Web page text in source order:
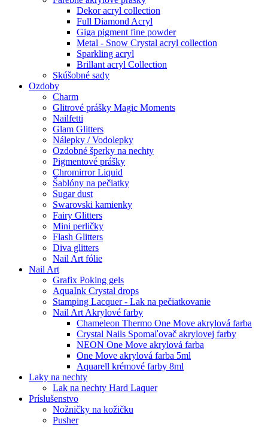
Dekor acryl collection
Full Diamond Acryl
Giga pigment fine powder
Metal - Snow Crystal acryl collection
Sparkling acryl
Brillant acryl Collection
Skúšobné sady
Ozdoby
Charm
Glitrové prášky Magic Moments
Nailfetti
Glam Glitters
Nálepky / Vodolepky
Ozdobné šperky na nechty
Pigmentové prášky
Chromirror Liquid
Šablóny na pečiatky
Sugar dust
Swarovski kamienky
Fairy Glitters
Mini perličky
Flash Glitters
Diva glitters
Nail Art fólie
Nail Art
Grafix Poking gels
AquaInk Crystal drops
Stamping Lacquer - Lak na pečiatkovanie
Nail Art Akrylové farby
Chameleon Thermo One Move akrylová farba
Crystal Nails Spomaľovač akrylovej farby
NEON One Move akrylová farba
One Move akrylová farba 5ml
Aquarell krémové farby 8ml
Laky na nechty
Lak na nechty Hard Laquer
Príslušenstvo
Nožničky na kožičku
Pusher